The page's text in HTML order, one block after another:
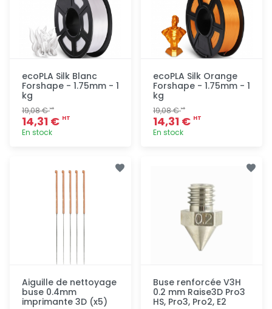
ecoPLA Silk Blanc
Forshape - 1.75mm - 1
kg
19,08 €HT
14,31 € HT
En stock
rapide
ecoPLA Silk Orange
Forshape - 1.75mm - 1
kg
19,08 €HT
14,31 € HT
En stock
Aiguille de nettoyage
buse 0.4mm
imprimante 3D (x5)
Buse renforcée V3H
0.2 mm Raise3D Pro3
HS, Pro3, Pro2, E2